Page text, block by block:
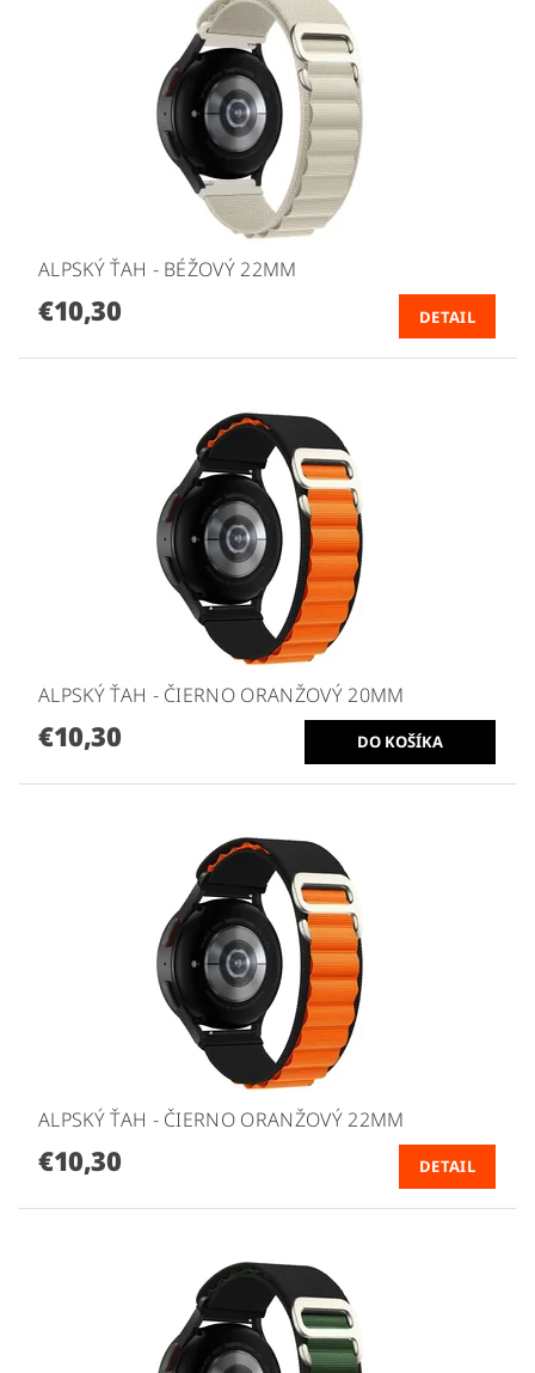
ALPSKÝ ŤAH - BÉŽOVÝ 22MM
€10,30 DETAIL
ALPSKÝ ŤAH - ČIERNO ORANŽOVÝ 20MM
€10,30
ALPSKÝ ŤAH - ČIERNO ORANŽOVÝ 22MM
€10,30 DETAIL